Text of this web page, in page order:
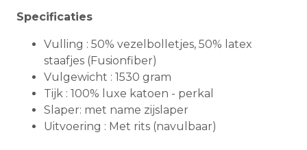
Specificaties
Vulling : 50% vezelbolletjes, 50% latex
staafjes (Fusionfiber)
Vulgewicht : 1530 gram
Tijk : 100% luxe katoen - perkal
Slaper: met name zijslaper
Uitvoering : Met rits (navulbaar)